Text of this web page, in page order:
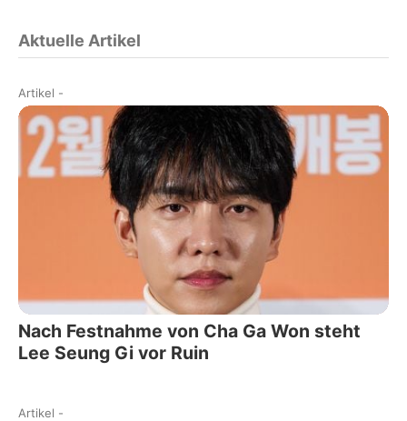
Aktuelle Artikel
Artikel -
Nach Festnahme von Cha Ga Won steht
Lee Seung Gi vor Ruin
Artikel -